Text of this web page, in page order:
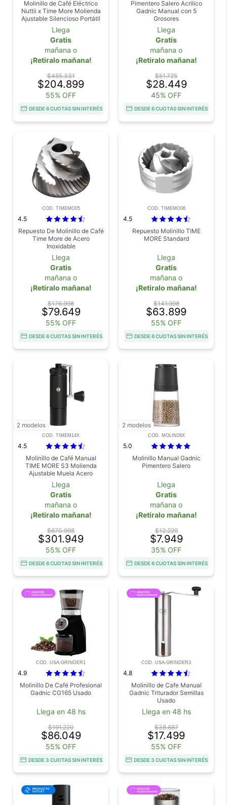
Molinillo de Café Eléctrico
Nuttii x Time More Molienda
Ajustable Silencioso Portátil
Llega
Gratis
mañana o
¡Retiralo mañana!
$455.331
$204.899
55% OFF
DESDE 6 CUOTAS SIN INTERÉS
Pimentero Salero Acrilico
Gadnic Manual con 5
Grosores
Llega
Gratis
mañana o
¡Retiralo mañana!
$51.725
$28.449
45% OFF
DESDE 6 CUOTAS SIN INTERÉS
COD. TIMEMO05
4.5
Repuesto De Molinillo de Café
Time More de Acero
Inoxidable
Llega
Gratis
mañana o
¡Retiralo mañana!
$176.998
$79.649
55% OFF
DESDE 6 CUOTAS SIN INTERÉS
COD. TIMEMO06
4.5
Repuesto Molinillo TIME
MORE Standard
Llega
Gratis
mañana o
¡Retiralo mañana!
$141.998
$63.899
55% OFF
DESDE 6 CUOTAS SIN INTERÉS
2 modelos
COD. TIMEM14X
4.5
Molinillo de Café Manual
TIME MORE S3 Molienda
Ajustable Muela Acero
Llega
Gratis
mañana o
¡Retiralo mañana!
$670.998
$301.949
55% OFF
DESDE 6 CUOTAS SIN INTERÉS
2 modelos
COD. MOLIN28X
5.0
Molinillo Manual Gadnic
Pimentero Salero
Llega
Gratis
mañana o
¡Retiralo mañana!
$12.229
$7.949
35% OFF
DESDE 6 CUOTAS SIN INTERÉS
COD. USA-GRINDER1
4.9
Molinillo De Café Profesional
Gadnic CG165 Usado
Llega en 48 hs
$191.220
$86.049
55% OFF
DESDE 3 CUOTAS SIN INTERÉS
COD. USA-GRINDER3
4.8
Molinillo de Cafe Manual
Gadnic Triturador Semillas
Usado
Llega en 48 hs
$38.887
$17.499
55% OFF
DESDE 3 CUOTAS SIN INTERÉS